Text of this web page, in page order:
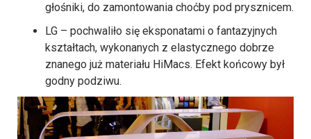
głośniki, do zamontowania choćby pod prysznicem.
LG – pochwaliło się eksponatami o fantazyjnych
kształtach, wykonanych z elastycznego dobrze
znanego już materiału HiMacs. Efekt końcowy był
godny podziwu.